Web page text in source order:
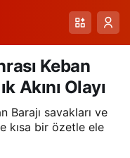
Keban
Akını Olayı
Barajı savakları ve
ve kısa bir özetle ele
Paylaş